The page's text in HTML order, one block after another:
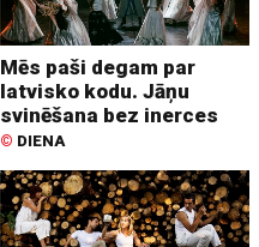
Mēs paši degam par
latvisko kodu. Jāņu
svinēšana bez inerces
© DIENA